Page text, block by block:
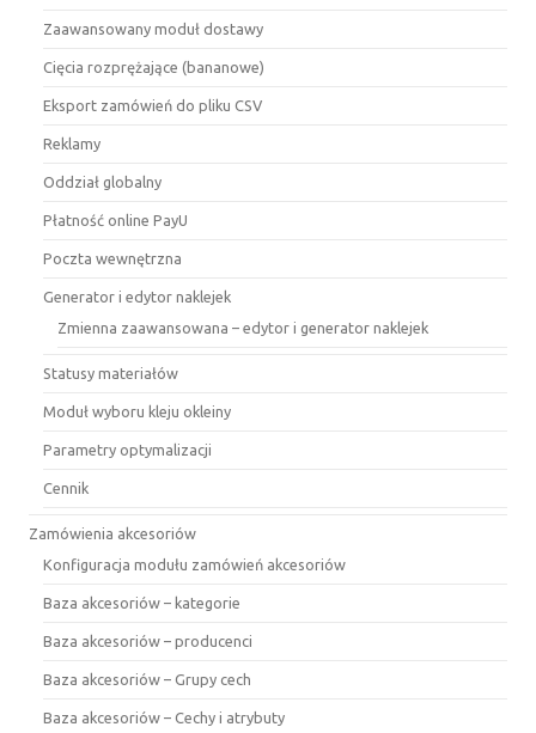
Zaawansowany moduł dostawy
Cięcia rozprężające (bananowe)
Eksport zamówień do pliku CSV
Reklamy
Oddział globalny
Płatność online PayU
Poczta wewnętrzna
Generator i edytor naklejek
Zmienna zaawansowana – edytor i generator naklejek
Statusy materiałów
Moduł wyboru kleju okleiny
Parametry optymalizacji
Cennik
Zamówienia akcesoriów
Konfiguracja modułu zamówień akcesoriów
Baza akcesoriów – kategorie
Baza akcesoriów – producenci
Baza akcesoriów – Grupy cech
Baza akcesoriów – Cechy i atrybuty